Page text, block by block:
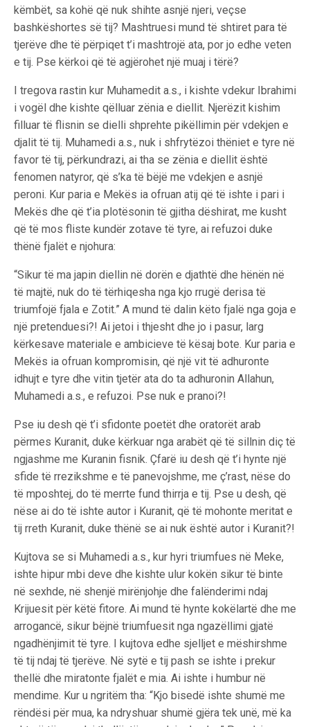
këmbët, sa kohë që nuk shihte asnjë njeri, veçse
bashkëshortes së tij? Mashtruesi mund të shtiret para të
tjerëve dhe të përpiqet t’i mashtrojë ata, por jo edhe veten
e tij. Pse kërkoi që të agjërohet një muaj i tërë?
I tregova rastin kur Muhamedit a.s., i kishte vdekur Ibrahimi
i vogël dhe kishte qëlluar zënia e diellit. Njerëzit kishim
filluar të flisnin se dielli shprehte pikëllimin për vdekjen e
djalit të tij. Muhamedi a.s., nuk i shfrytëzoi thëniet e tyre në
favor të tij, përkundrazi, ai tha se zënia e diellit është
fenomen natyror, që s’ka të bëjë me vdekjen e asnjë
peroni. Kur paria e Mekës ia ofruan atij që të ishte i pari i
Mekës dhe që t’ia plotësonin të gjitha dëshirat, me kusht
që të mos fliste kundër zotave të tyre, ai refuzoi duke
thënë fjalët e njohura:
“Sikur të ma japin diellin në dorën e djathtë dhe hënën në
të majtë, nuk do të tërhiqesha nga kjo rrugë derisa të
triumfojë fjala e Zotit.” A mund të dalin këto fjalë nga goja e
një pretenduesi?! Ai jetoi i thjesht dhe jo i pasur, larg
kërkesave materiale e ambicieve të kësaj bote. Kur paria e
Mekës ia ofruan kompromisin, që një vit të adhuronte
idhujt e tyre dhe vitin tjetër ata do ta adhuronin Allahun,
Muhamedi a.s., e refuzoi. Pse nuk e pranoi?!
Pse iu desh që t’i sfidonte poetët dhe oratorët arab
përmes Kuranit, duke kërkuar nga arabët që të sillnin diç të
ngjashme me Kuranin fisnik. Çfarë iu desh që t’i hynte një
sfide të rrezikshme e të panevojshme, me ç’rast, nëse do
të mposhtej, do të merrte fund thirrja e tij. Pse u desh, që
nëse ai do të ishte autor i Kuranit, që të mohonte meritat e
tij rreth Kuranit, duke thënë se ai nuk është autor i Kuranit?!
Kujtova se si Muhamedi a.s., kur hyri triumfues në Meke,
ishte hipur mbi deve dhe kishte ulur kokën sikur të binte
në sexhde, në shenjë mirënjohje dhe falënderimi ndaj
Krijuesit për këtë fitore. Ai mund të hynte kokëlartë dhe me
arrogancë, sikur bëjnë triumfuesit nga ngazëllimi gjatë
ngadhënjimit të tyre. I kujtova edhe sjelljet e mëshirshme
të tij ndaj të tjerëve. Në sytë e tij pash se ishte i prekur
thellë dhe miratonte fjalët e mia. Ai ishte i humbur në
mendime. Kur u ngritëm tha: “Kjo bisedë ishte shumë me
rëndësi për mua, ka ndryshuar shumë gjëra tek unë, më ka